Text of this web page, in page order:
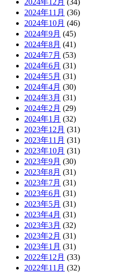
2024年12月 (34)
2024年11月 (36)
2024年10月 (46)
2024年9月 (45)
2024年8月 (41)
2024年7月 (53)
2024年6月 (31)
2024年5月 (31)
2024年4月 (30)
2024年3月 (31)
2024年2月 (29)
2024年1月 (32)
2023年12月 (31)
2023年11月 (31)
2023年10月 (31)
2023年9月 (30)
2023年8月 (31)
2023年7月 (31)
2023年6月 (31)
2023年5月 (31)
2023年4月 (31)
2023年3月 (32)
2023年2月 (31)
2023年1月 (31)
2022年12月 (33)
2022年11月 (32)